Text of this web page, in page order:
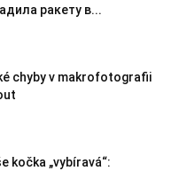
ракету в...
chyby v makrofotografii
kočka „vybíravá“: